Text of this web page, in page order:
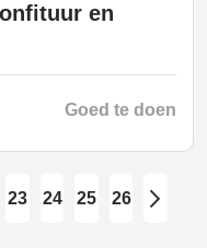
en
Goed te doen
23 24 25 26